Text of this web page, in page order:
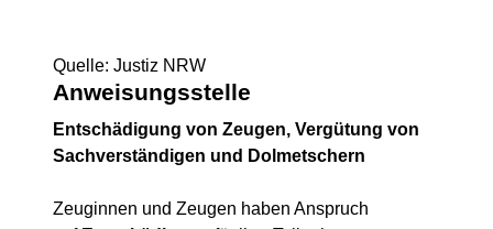
Quelle: Justiz NRW
Anweisungsstelle
Entschädigung von Zeugen, Vergütung von
Sachverständigen und Dolmetschern
Zeuginnen und Zeugen haben Anspruch